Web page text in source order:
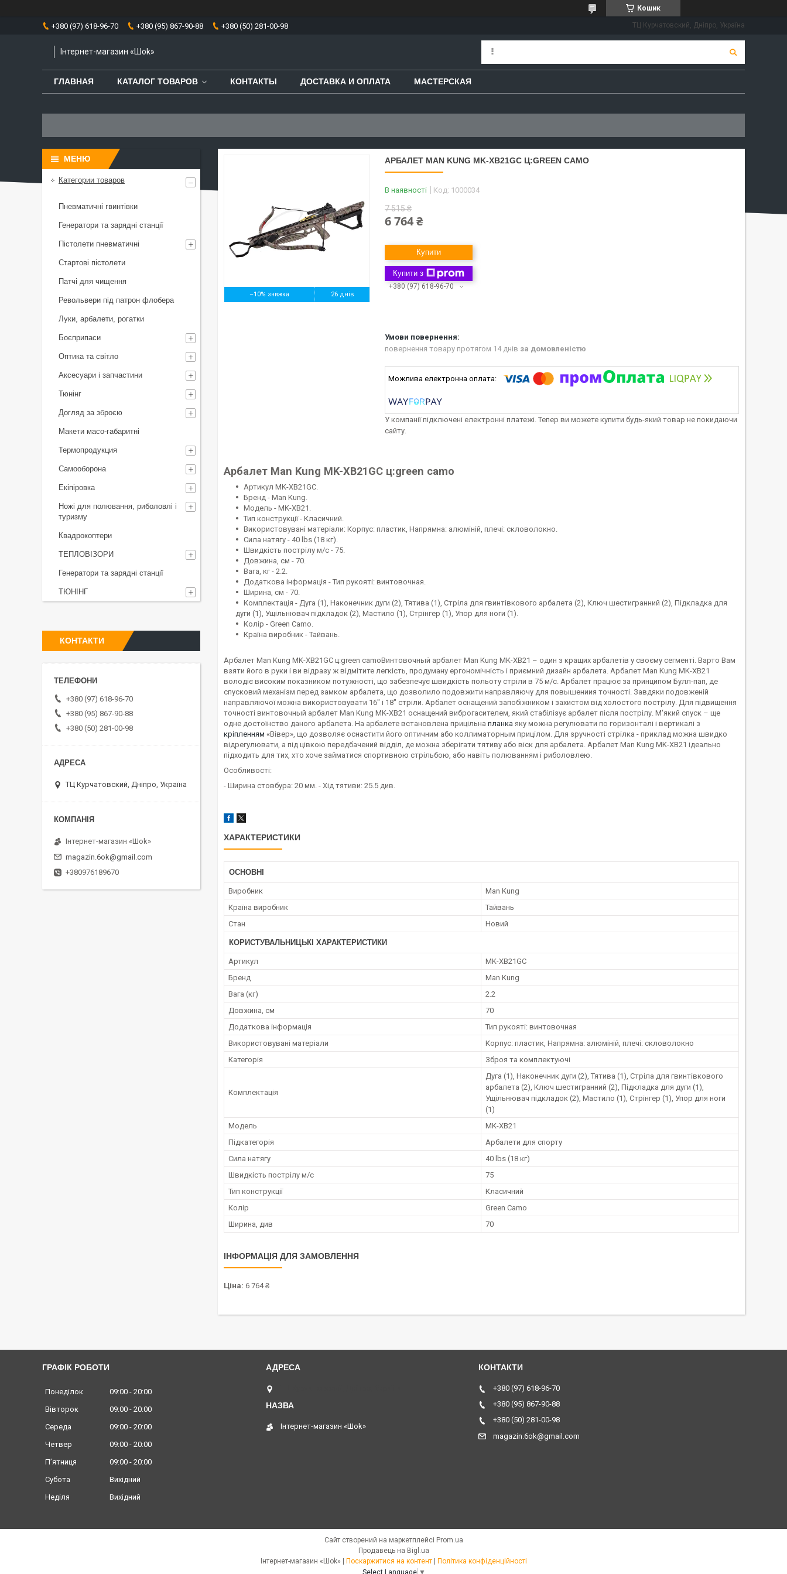
Кошик
+380 (97) 618-96-70 +380 (95) 867-90-88 +380 (50) 281-00-98 ТЦ Курчатовский, Дніпро, Україна
Інтернет-магазин «Шоk»
ГЛАВНАЯ КАТАЛОГ ТОВАРОВ КОНТАКТЫ ДОСТАВКА И ОПЛАТА МАСТЕРСКАЯ
–10% 26 днів
АРБАЛЕТ MAN KUNG MK-XB21GC Ц:GREEN CAMO
В наявності Код: 1000034
7 515 ₴
6 764 ₴
Купити
Купити з
+380 (97) 618-96-70
повернення товару протягом 14 днів за домовленістю
У компанії підключені електронні платежі. Тепер ви можете купити будь-який товар не покидаючи
сайту.
Арбалет Man Kung MK-XB21GC ц:green camo
Артикул MK-XB21GC.
Бренд - Man Kung.
Модель - MK-XB21.
Тип конструкції - Класичний.
Використовувані матеріали: Корпус: пластик, Напрямна: алюміній, плечі: скловолокно.
Сила натягу - 40 lbs (18 кг).
Швидкість пострілу м/с - 75.
Довжина, см - 70.
Вага, кг - 2.2.
Додаткова інформація - Тип рукояті: винтовочная.
Ширина, см - 70.
Комплектація - Дуга (1), Наконечник дуги (2), Тятива (1), Стріла для гвинтівкового арбалета (2), Ключ шестигранний (2), Підкладка для
дуги (1), Ущільнювач підкладок (2), Мастило (1), Стрінгер (1), Упор для ноги (1).
Колір - Green Camo.
Країна виробник - Тайвань.
Арбалет Man Kung MK-XB21GC ц:green camoВинтовочный арбалет Man Kung MK-XB21 – один з кращих арбалетів у своєму сегменті. Варто Вам
взяти його в руки і ви відразу ж відмітите легкість, продуману ергономічність і приємний дизайн арбалета. Арбалет Man Kung MK-XB21
володіє високим показником потужності, що забезпечує швидкість польоту стріли в 75 м/с. Арбалет працює за принципом Булл-пап, де
спусковий механізм перед замком арбалета, що дозволило подовжити направляючу для повышениия точності. Завдяки подовженій
направляючої можна використовувати 16" і 18" стріли. Арбалет оснащений запобіжником і захистом від холостого пострілу. Для підвищення
точності винтовочный арбалет Man Kung MK-XB21 оснащений виброгасителем, який стабілізує арбалет після пострілу. М'який спуск – ще
одне достоїнство даного арбалета. На арбалете встановлена прицільна планка яку можна регулювати по горизонталі і вертикалі з
кріпленням «Вівер», що дозволяє оснастити його оптичним або коллиматорным прицілом. Для зручності стрілка - приклад можна швидко
відрегулювати, а під цівкою передбачений відділ, де можна зберігати тятиву або віск для арбалета. Арбалет Man Kung MK-XB21 ідеально
підходить для тих, хто хоче займатися спортивною стрільбою, або навіть полюванням і риболовлею.
Особливості:
- Ширина стовбура: 20 мм. - Хід тятиви: 25.5 див.
ХАРАКТЕРИСТИКИ
ОСНОВНІ
Виробник
Man Kung
Країна виробник
Тайвань
Стан
Новий
КОРИСТУВАЛЬНИЦЬКІ ХАРАКТЕРИСТИКИ
Артикул
MK-XB21GC
Бренд
Man Kung
Вага (кг)
2.2
Довжина, см
70
Додаткова інформація
Тип рукояті: винтовочная
Використовувані матеріали
Корпус: пластик, Напрямна: алюміній, плечі: скловолокно
Категорія
Зброя та комплектуючі
Комплектація
Дуга (1), Наконечник дуги (2), Тятива (1), Стріла для гвинтівкового
арбалета (2), Ключ шестигранний (2), Підкладка для дуги (1),
Ущільнювач підкладок (2), Мастило (1), Стрінгер (1), Упор для ноги
(1)
Мoдель
MK-XB21
Підкатегорія
Арбалети для спорту
Сила натягу
40 lbs (18 кг)
Швидкість пострілу м/с
75
Тип конструкції
Класичний
Колір
Green Camo
Ширина, див
70
ІНФОРМАЦІЯ ДЛЯ ЗАМОВЛЕННЯ
Ціна: 6 764 ₴
Категории товаров
Пневматичні гвинтівки
Генератори та зарядні станції
Пістолети пневматичні
Стартові пістолети
Патчі для чищення
Револьвери під патрон флобера
Луки, арбалети, рогатки
Боєприпаси
Оптика та світло
Аксесуари і запчастини
Тюнінг
Догляд за зброєю
Макети масо-габаритні
Термопродукция
Самооборона
Екіпіровка
Ножі для полювання, риболовлі і
туризму
Квадрокоптери
ТЕПЛОВІЗОРИ
Генератори та зарядні станції
ТЮНІНГ
КОНТАКТИ
+380 (97) 618-96-70
+380 (95) 867-90-88
+380 (50) 281-00-98
ТЦ Курчатовский, Дніпро, Україна
Інтернет-магазин «Шоk»
magazin.6ok@gmail.com
+380976189670
ГРАФІК РОБОТИ
Понеділок 09:00
20:00
Вівторок
09:00
20:00
Середа
09:00
20:00
Четвер
09:00
20:00
Пʼятниця
09:00
20:00
Субота
Вихідний
Неділя
Вихідний
Інтернет-магазин «Шоk»
+380 (97) 618-96-70
+380 (95) 867-90-88
+380 (50) 281-00-98
magazin.6ok@gmail.com
Сайт створений на маркетплейсі Prom.ua
Продавець на Bigl.ua
Поскаржитися на контент
Політика конфіденційності
Select Language ▼